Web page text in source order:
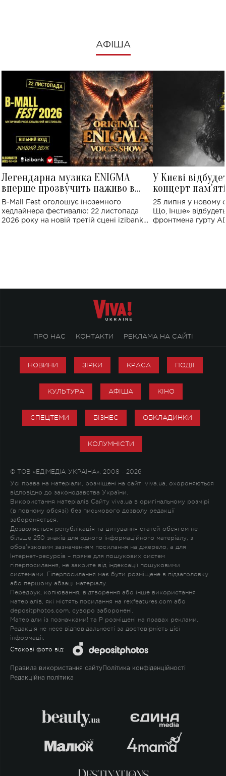
АФІША
Легендарна музика ENIGMA
вперше прозвучить наживо в
Україні: де відбудеться концерт
B-Mall Fest оголошує іноземного
хедлайнера фестивалю: 22 листопада
2026 року на новій третій сцені izibank
У Києві
концерт
Клименка:
виконають
25 липня у новому
Що, Інше»
фронтмена гурту
ПРО НАС КОНТАКТИ РЕКЛАМА НА САЙТІ
НОВИНИ ЗІРКИ КРАСА ПОДІЇ
КУЛЬТУРА АФІША КІНО
СПЕЦТЕМИ БІЗНЕС ОБКЛАДИНКИ
КОЛУМНІСТИ
© ТОВ «ЕДІМЕДІА-УКРАЇНА», 2008 - 2026
Усі права на матеріали, розміщені на сайті viva.ua, охороняються
відповідно до законодавства України.
Використання матеріалів Сайту viva.ua в оригінальному розмірі
(в повному обсязі) без письмового дозволу редакції
забороняється.
Дозволяється републікація та цитування статей обсягом не
більше 250 знаків для одного інформаційного матеріалу, з
обов'язковим зазначенням посилання на джерело, а для
Інтернет-ресурсів – пряме для пошукових систем
гіперпосилання, не закрите від індексації пошуковими
системами. Гіперпосилання має бути розміщене в підзаголовку
або першому абзаці матеріалу.
Передрук, копіювання, відтворення або інше використання
матеріалів, які містять посилання на rexfeatures.com або
depositphotos.com, суворо заборонені.
Матеріали із позначками! та P розміщені на правах реклами.
Редакція не несе відповідальності за достовірність цієї
інформації.
Стокові фото від:
Правила використання сайту Політика конфіденційності
Редакційна політика